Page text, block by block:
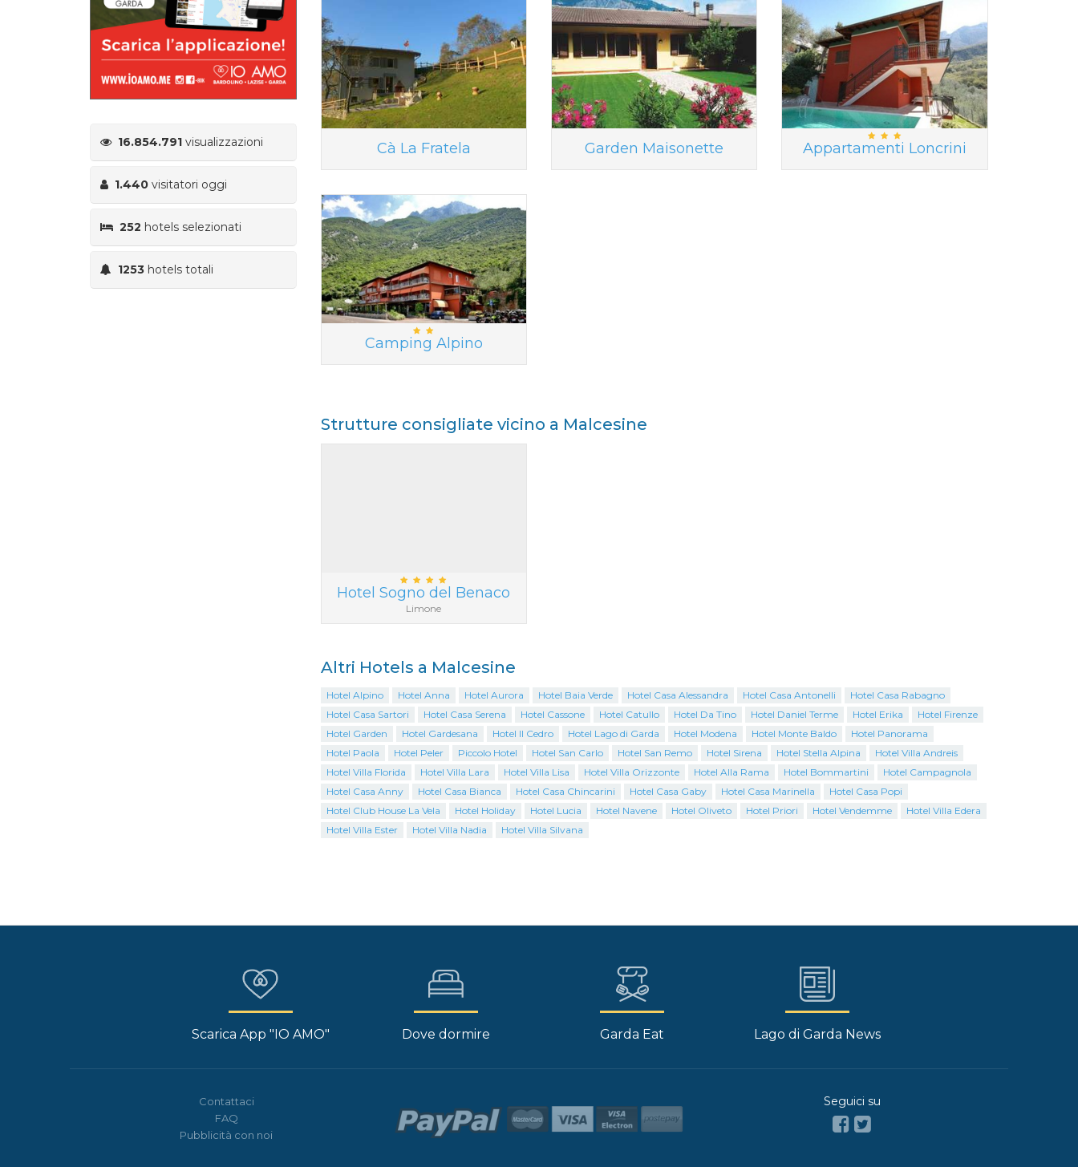
16.854.791 visualizzazioni
1.440 visitatori oggi
252 hotels selezionati
1253 hotels totali
Cà La Fratela Garden Maisonette Appartamenti Loncrini
Camping Alpino
Strutture consigliate vicino a Malcesine
Hotel Sogno del Benaco
Limone
Altri Hotels a Malcesine
Hotel Alpino Hotel Anna Hotel Aurora Hotel Baia Verde Hotel Casa Alessandra Hotel Casa Antonelli
Hotel Casa Rabagno
Hotel Casa Sartori
Hotel Casa Serena Hotel Cassone Hotel Catullo Hotel Da Tino Hotel Daniel Terme Hotel Erika
Hotel Firenze
Hotel Garden
Hotel Gardesana Hotel Il Cedro Hotel Lago di Garda Hotel Modena Hotel Monte Baldo
Hotel Panorama
Hotel Paola
Hotel Peler Piccolo Hotel Hotel San Carlo Hotel San Remo Hotel Sirena Hotel Stella Alpina
Hotel Villa Andreis
Hotel Villa Florida
Hotel Villa Lara Hotel Villa Lisa Hotel Villa Orizzonte Hotel Alla Rama Hotel Bommartini
Hotel Campagnola
Hotel Casa Anny
Hotel Casa Bianca Hotel Casa Chincarini Hotel Casa Gaby Hotel Casa Marinella
Hotel Casa Popi
Hotel Club House La Vela
Hotel Holiday Hotel Lucia Hotel Navene Hotel Oliveto Hotel Priori Hotel Vendemme
Hotel Villa Edera
Hotel Villa Ester
Hotel Villa Nadia Hotel Villa Silvana
Scarica App "IO AMO" Dove dormire Garda Eat Lago di Garda News
Contattaci
FAQ
Pubblicità con noi
Seguici su